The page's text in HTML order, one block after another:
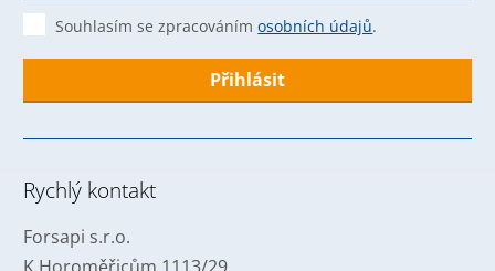
Souhlasím se zpracovánímosobních údajů.
se
nepodařilo
odeslat.
Rychlý kontakt
Forsapi s.r.o.